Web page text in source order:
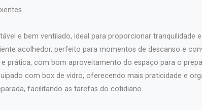
e bem ventilado, ideal para proporcionar tranquilidade
acolhedor, perfeito para momentos de descanso e
prática, com bom aproveitamento do espaço para o
com box de vidro, oferecendo mais praticidade e
facilitando as tarefas do cotidiano.